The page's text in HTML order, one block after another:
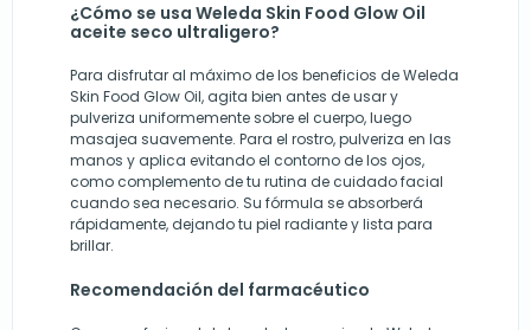
¿Cómo se usa Weleda Skin Food Glow Oil
aceite seco ultraligero?
Para disfrutar al máximo de los beneficios de Weleda
Skin Food Glow Oil, agita bien antes de usar y
pulveriza uniformemente sobre el cuerpo, luego
masajea suavemente. Para el rostro, pulveriza en las
manos y aplica evitando el contorno de los ojos,
como complemento de tu rutina de cuidado facial
cuando sea necesario. Su fórmula se absorberá
rápidamente, dejando tu piel radiante y lista para
brillar.
Recomendación del farmacéutico